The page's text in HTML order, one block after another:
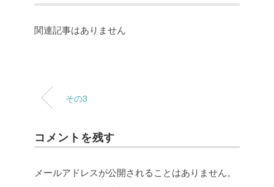
関連記事はありません
その3
コメントを残す
メールアドレスが公開されることはありません。